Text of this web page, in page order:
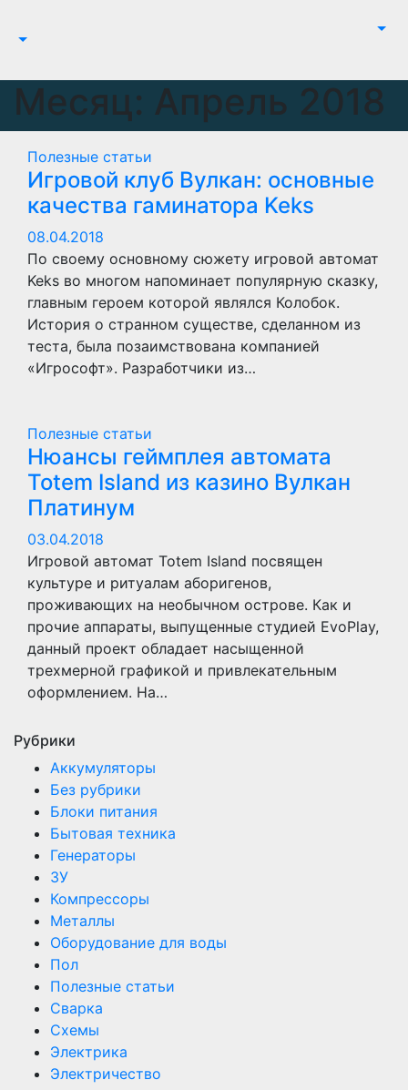
Месяц: Апрель 2018
Полезные статьи
Игровой клуб Вулкан: основные
качества гаминатора Keks
08.04.2018
По своему основному сюжету игровой автомат
Keks во многом напоминает популярную сказку,
главным героем которой являлся Колобок.
История о странном существе, сделанном из
теста, была позаимствована компанией
«Игрософт». Разработчики из…
Полезные статьи
Нюансы геймплея автомата
Totem Island из казино Вулкан
Платинум
03.04.2018
Игровой автомат Totem Island посвящен
культуре и ритуалам аборигенов,
проживающих на необычном острове. Как и
прочие аппараты, выпущенные студией EvoPlay,
данный проект обладает насыщенной
трехмерной графикой и привлекательным
оформлением. На…
Рубрики
Аккумуляторы
Без рубрики
Блоки питания
Бытовая техника
Генераторы
ЗУ
Компрессоры
Металлы
Оборудование для воды
Пол
Полезные статьи
Сварка
Схемы
Электрика
Электричество